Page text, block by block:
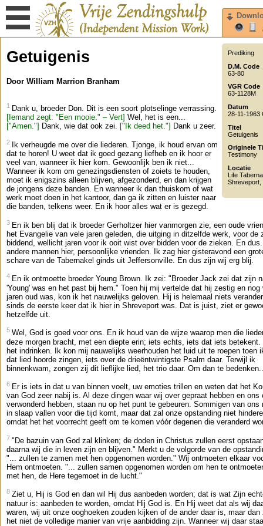
Prediking
D.M. Code
63-80
VGR Code
63-1128M
Datum
28-11-1963
Titel
Getuigenis
Originele
Testimony
Locatie
Life
Shreveport
Getuigenis
Door William Marrion Branham
1 Dank u, broeder Don. Dit is een soort plotselinge verrassing.
[Iemand zegt: "Een mooie." – Vert] Wel, het is een...
["Amen."] Dank, wie dat ook zei. ["Ik deed het."] Dank u zeer.
2
Ik verheugde me over die liederen. Tjonge, ik houd ervan om
dat te horen! U weet dat ik goed gezang liefheb en ik hoor er
veel van, wanneer ik hier kom. Gewoonlijk ben ik niet...
Wanneer ik kom om genezingsdiensten of zoiets te houden,
moet ik enigszins alleen blijven, afgezonderd, en dan krijgen
de jongens deze banden. En wanneer ik dan thuiskom of wat
werk moet doen in het kantoor, dan ga ik zitten en luister naar
die banden, telkens weer. En ik hoor alles wat er is gezegd.
3 En ik ben blij dat ik broeder Gerholtzer hier vanmorgen zie, een oude
het Evangelie van vele jaren geleden, die uitging in ditzelfde werk, voor de
biddend, wellicht jaren voor ik ooit wist over bidden voor de zieken. En
andere mannen hier, persoonlijke vrienden. Ik zag hier gisteravond een
schare van de Tabernakel ginds uit Jeffersonville. En dus zijn wij erg blij.
4 En ik ontmoette broeder Young Brown. Ik zei: "Broeder Jack zei dat zijn
'Young' was en het past bij hem." Toen hij mij vertelde dat hij zestig en nog
jaren oud was, kon ik het nauwelijks geloven. Hij is helemaal niets
sinds de eerste keer dat ik hier in Shreveport was. Dat is juist, ziet er
hetzelfde uit.
5 Wel, God is goed voor ons. En ik houd van de wijze waarop men die
deze morgen bracht, met een diepte erin; iets echts, iets dat iets betekent.
het indrinken. Ik kon mij nauwelijks weerhouden het luid uit te roepen toen
dat lied hoorde zingen, iets over de drieëntwintigste Psalm daar. Terwijl ik
binnenkwam, zongen zij dit lieflijke lied, het trio daar. Om dan te
6 Er is iets in dat u van binnen voelt, uw emoties trillen en weten dat het
van God zeer nabij is. Al deze dingen waar wij over gepraat hebben en ons
verwonderd hebben, staan nu op het punt te gebeuren. Sommigen van ons
in slaap vallen voor die tijd komt, maar dat zal onze opstanding niet
omdat het het voorrecht geeft om te komen vóór degenen die veranderd
7 "De bazuin van God zal klinken; de doden in Christus zullen eerst
daarna wij die in leven zijn en blijven." Merkt u de volgorde van de
"... zullen te zamen met hen opgenomen worden." Wij ontmoeten elkaar
Hem ontmoeten. "... zullen samen opgenomen worden om hen te
met hen, de Here tegemoet in de lucht."
8 Ziet u, Hij is God en dan wil Hij dus aanbeden worden; dat is wat Zijn
natuur is: aanbeden te worden, omdat Hij God is. En Hij weet dat als wij
waren, wij uit onze ooghoeken zouden kijken of de ander daar is, maar dan
het niet de volledige manier van vrije aanbidding zijn. Wanneer wij daar